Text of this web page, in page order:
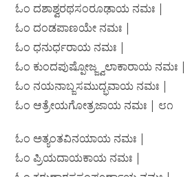
ಓಂ ದಶಾಶ್ವರಥಸಂರೂಢಾಯ ನಮಃ |
ಓಂ ದಂಡಪಾಣಯೇ ನಮಃ |
ಓಂ ಧನುರ್ಧರಾಯ ನಮಃ |
ಓಂ ಕುಂದಪುಷ್ಪೋಜ್ಜ್ವಲಾಕಾರಾಯ ನಮಃ |
ಓಂ ನಯನಾಬ್ಜಸಮುದ್ಭವಾಯ ನಮಃ |
ಓಂ ಆತ್ರೇಯಗೋತ್ರಜಾಯ ನಮಃ | ೮೧
ಓಂ ಅತ್ಯಂತವಿನಯಾಯ ನಮಃ |
ಓಂ ಪ್ರಿಯದಾಯಕಾಯ ನಮಃ |